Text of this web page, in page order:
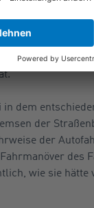
zu einem
Fahrers in
durch
dem
der
der
des
wie sie